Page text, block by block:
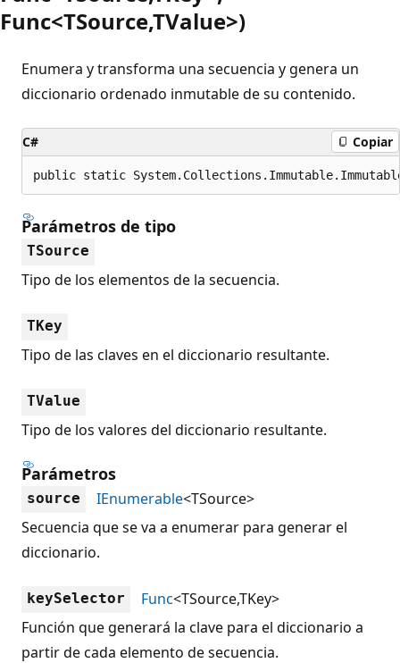
Func<TSource,TValue>)
Enumera y transforma una secuencia y genera un
diccionario ordenado inmutable de su contenido.
C# Copiar
public static
Parámetros de tipo
TSource
Tipo de los elementos de la secuencia.
TKey
Tipo de las claves en el diccionario resultante.
TValue
Tipo de los valores del diccionario resultante.
Parámetros
source IEnumerable<TSource>
Secuencia que se va a enumerar para generar el
diccionario.
keySelector Func<TSource,TKey>
Función que generará la clave para el diccionario a
partir de cada elemento de secuencia.